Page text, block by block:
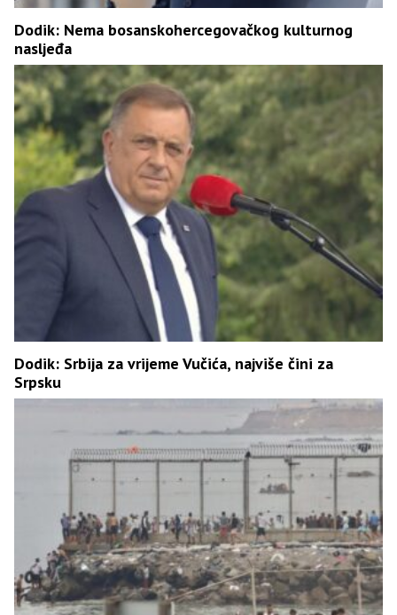
Dodik: Nema bosanskohercegovačkog kulturnog
nasljeđa
Dodik: Srbija za vrijeme Vučića, najviše čini za
Srpsku